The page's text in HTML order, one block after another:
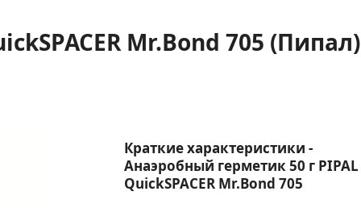
Mr.Bond 705 (Пипал)
Краткие характеристики -
Анаэробный герметик 50 г PIPAL
QuickSPACER Mr.Bond 705